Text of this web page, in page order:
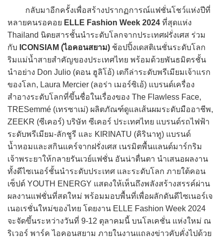
กลับมาอีกครั้งเพื่อสร้างปรากฏการณ์แฟชั่นโชว์แห่งปีที่
หลายคนรอคอย ELLE Fashion Week 2024 ที่สุดแห่ง
Thailand นิตยสารชั้นนำระดับโลกจากประเทศฝรั่งเศส ร่วม
กับ ICONSIAM (ไอคอนสยาม) ช้อปปิ้งเดสติเนชั่นระดับโลก
ริมแม่น้ำสายสำคัญของประเทศไทย พร้อมด้วยพันธมิตรชั้น
นำอย่าง Don Julio (ดอน ฮูลิโอ้) เตกีล่าระดับพรีเมียมเจ้าแรก
ของโลก, Laura Mercier (ลอร่า เมอร์ซิเอ้) แบรนด์เครื่อง
สำอางระดับโลกที่ขึ้นชื่อในเรื่องของ The Flawless Face,
TRESemmé (เทรซาเม่) ผลิตภัณฑ์ดูแลเส้นผมระดับมืออาชีพ,
ZEEKR (ซีเคอร์) บริษัท ซีเคอร์ ประเทศไทย แบรนด์รถไฟฟ้า
ระดับพรีเมียม-ลักชูรี และ KIRINATU (คิรินาทู) แบรนด์
น้ำหอมและสกินแคร์จากฝรั่งเศส เนรมิตพื้นแลนด์มาร์กริม
เจ้าพระยาให้กลายรันเวย์แฟชั่น อันน่าตื่นตา นำเสนอผลงาน
ทั้งดีไซเนอร์ชั้นนำระดับประเทศ และระดับโลก ภายใต้คอน
เซ็ปต์ YOUTH ENERGY แสดงให้เห็นถึงพลังสร้างสรรค์ผ่าน
ผลงานแฟชั่นที่สดใหม่ พร้อมมอบพื้นที่เพื่อผลักดันดีไซเนอร์เจ
เนอเรชั่นใหม่ของไทย โดยงาน ELLE Fashion Week 2024
จะจัดขึ้นระหว่างวันที่ 9-12 ตุลาคมนี้ บนโลเคชั่น แห่งใหม่ ณ
ริเวอร์ พาร์ค ไอคอนสยาม ภายในงานแถลงข่าวคับคั่งไปด้วย